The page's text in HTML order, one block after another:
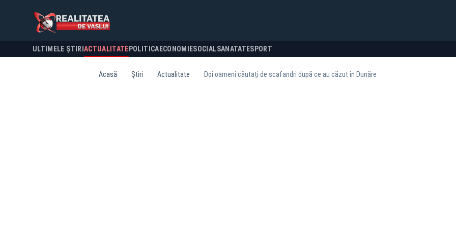
ULTIMELE ȘTIRI ACTUALITATE POLITICA ECONOMIESOCIALSANATATESPORT
Acasă Știri Actualitate Doi oameni căutați de scafandri după ce au căzut în Dunăre